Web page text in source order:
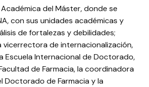
del Máster, donde se
con sus unidades académicas y
de fortalezas y debilidades;
vicerrectora de internacionalización,
Escuela Internacional de Doctorado,
de Farmacia, la coordinadora
Doctorado de Farmacia y la